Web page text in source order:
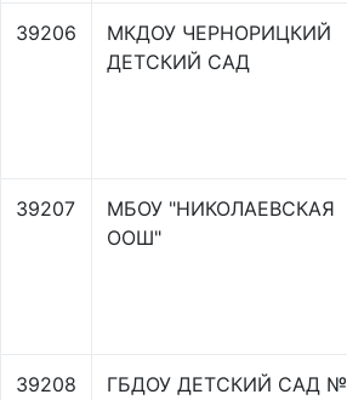
39206
МКДОУ ЧЕРНОРИЦКИЙ
ДЕТСКИЙ САД
39207
МБОУ "НИКОЛАЕВСКАЯ
ООШ"
39208
ГБДОУ ДЕТСКИЙ САД №